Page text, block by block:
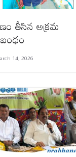
తీసిన అక్రమ
14, 2026